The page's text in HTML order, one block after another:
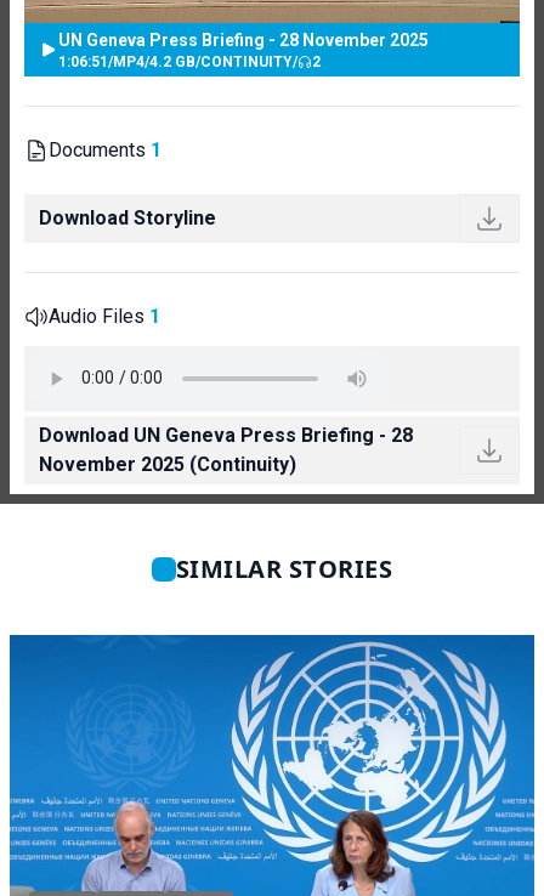
UN Geneva Press Briefing - 28 November 2025
1:06:51 /MP4/4.2 GB/CONTINUITY/ 2
Documents 1
Download Storyline
Audio Files 1
Download UN Geneva Press Briefing - 28
November 2025 (Continuity)
SIMILAR STORIES